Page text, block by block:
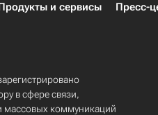
и сервисы Пресс-
в сфере связи,
массовых коммуникаций